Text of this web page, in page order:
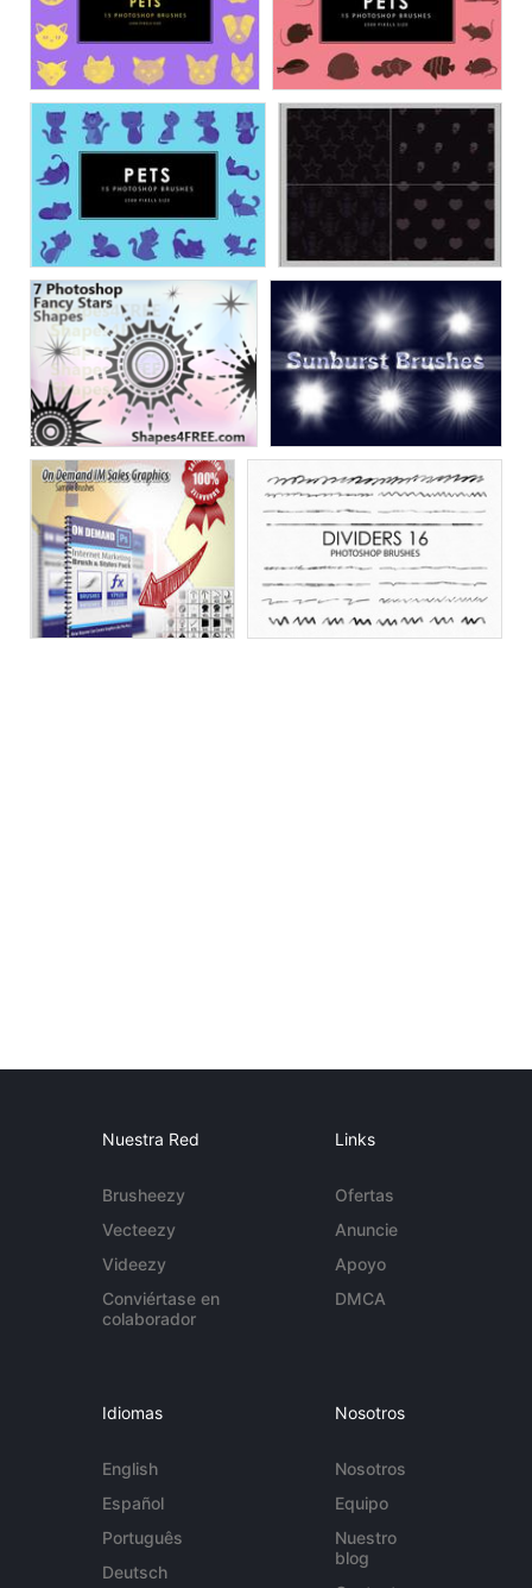
Nuestra Red
Brusheezy
Vecteezy
Videezy
Conviértase en
colaborador
Links
Ofertas
Anuncie
Apoyo
DMCA
Idiomas
English
Español
Português
Deutsch
Nosotros
Nosotros
Equipo
Nuestro
blog